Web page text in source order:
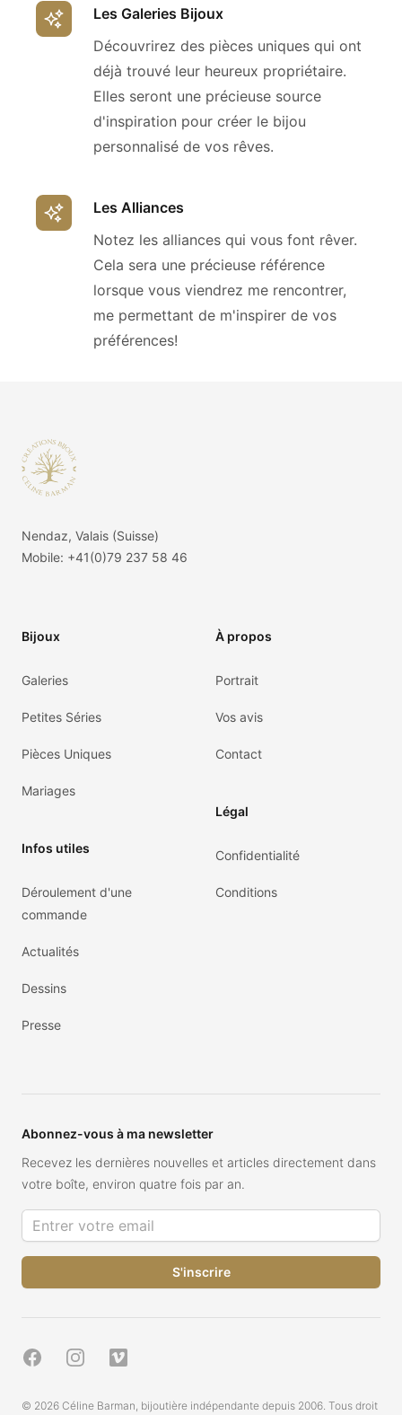
Les Galeries Bijoux
Découvrirez des pièces uniques qui ont
déjà trouvé leur heureux propriétaire.
Elles seront une précieuse source
d'inspiration pour créer le bijou
personnalisé de vos rêves.
Les Alliances
Notez les alliances qui vous font rêver.
Cela sera une précieuse référence
lorsque vous viendrez me rencontrer,
me permettant de m'inspirer de vos
préférences!
Nendaz, Valais (Suisse)
Mobile: +41(0)79 237 58 46
Bijoux
Galeries
Petites Séries
Pièces Uniques
Mariages
Infos utiles
Déroulement d'une
commande
Actualités
Dessins
Presse
À propos
Portrait
Vos avis
Contact
Légal
Confidentialité
Conditions
Abonnez-vous à ma newsletter
Recevez les dernières nouvelles et articles directement dans
votre boîte, environ quatre fois par an.
Adresse de courriel
FacebookInstagramVimeo
© 2026 Céline Barman, bijoutière indépendante depuis 2006. Tous droit